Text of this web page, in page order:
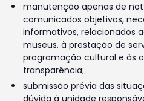
manutenção apenas de
comunicados objetivos,
informativos, relacionados
museus, à prestação de
programação cultural e às
transparência;
submissão prévia das